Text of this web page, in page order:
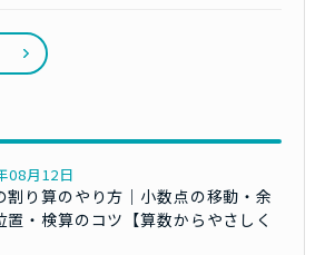
08月12日
割り算のやり方｜小数点の移動・余
置・検算のコツ【算数からやさしく